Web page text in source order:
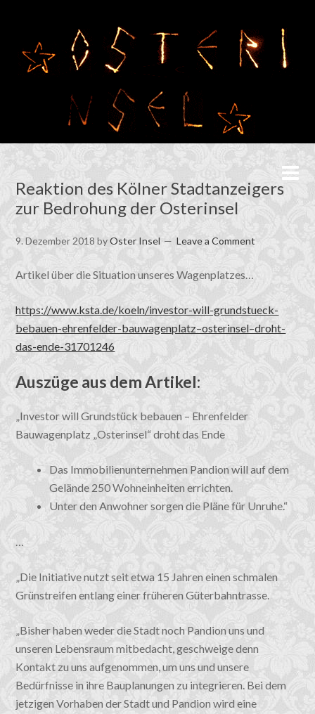
Reaktion des Kölner Stadtanzeigers
zur Bedrohung der Osterinsel
9. Dezember 2018 byOster Insel Leave a Comment
Artikel über die Situation unseres Wagenplatzes…
https://www.ksta.de/koeln/investor-will-grundstueck-
bebauen-ehrenfelder-bauwagenplatz–osterinsel–droht-
das-ende-31701246
Auszüge aus dem Artikel:
„Investor will Grundstück bebauen – Ehrenfelder
Bauwagenplatz „Osterinsel“ droht das Ende
Das Immobilienunternehmen Pandion will auf dem
Gelände 250 Wohneinheiten errichten.
Unter den Anwohner sorgen die Pläne für Unruhe.“
…
„Die Initiative nutzt seit etwa 15 Jahren einen schmalen
Grünstreifen entlang einer früheren Güterbahntrasse.
„Bisher haben weder die Stadt noch Pandion uns und
unseren Lebensraum mitbedacht, geschweige denn
Kontakt zu uns aufgenommen, um uns und unsere
Bedürfnisse in ihre Bauplanungen zu integrieren. Bei dem
jetzigen Vorhaben der Stadt und Pandion wird eine